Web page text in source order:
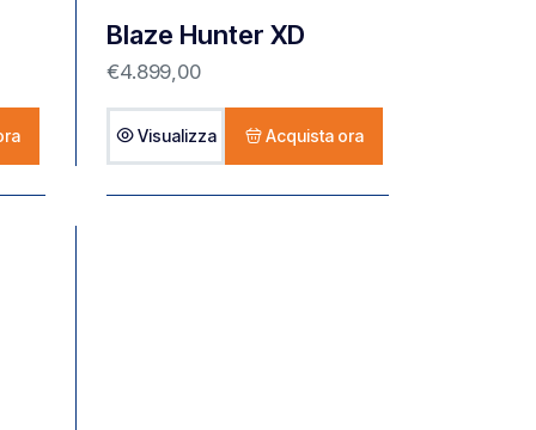
Blaze Hunter XD
€4.899,00
Visualizza Acquista ora